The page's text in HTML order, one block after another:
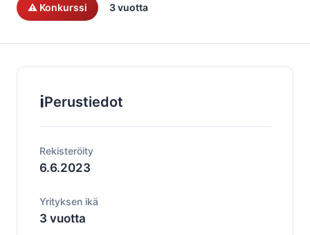
⚠️ Konkurssi 3 vuotta
ℹ️Perustiedot
Rekisteröity
6.6.2023
Yrityksen ikä
3 vuotta